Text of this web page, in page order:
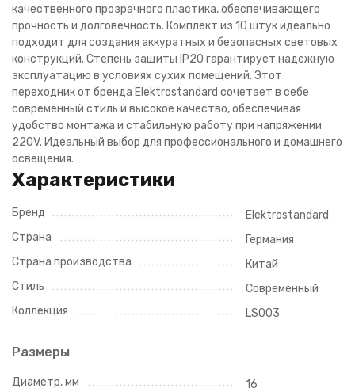
качественного прозрачного пластика, обеспечивающего
прочность и долговечность. Комплект из 10 штук идеально
подходит для создания аккуратных и безопасных световых
конструкций. Степень защиты IP20 гарантирует надежную
эксплуатацию в условиях сухих помещений. Этот
переходник от бренда Elektrostandard сочетает в себе
современный стиль и высокое качество, обеспечивая
удобство монтажа и стабильную работу при напряжении
220V. Идеальный выбор для профессионального и домашнего
освещения.
Характеристики
Бренд
Elektrostandard
Страна
Германия
Страна производства
Китай
Стиль
Современный
Коллекция
LS003
Размеры
Диаметр, мм
16